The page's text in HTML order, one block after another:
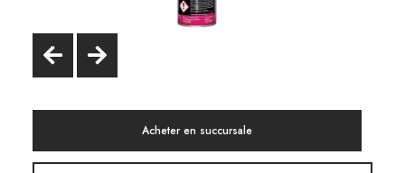
Acheter en succursale